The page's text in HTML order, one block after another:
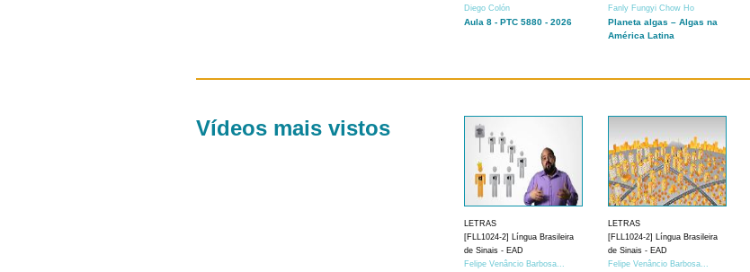
Diego Colón
Aula 8 - PTC 5880 - 2026
Fanly Fungyi Chow Ho
Planeta algas – Algas na
América Latina
Vídeos mais vistos
LETRAS
[FLL1024-2] Língua Brasileira
de Sinais - EAD
Felipe Venâncio Barbosa...
LETRAS
[FLL1024-2] Língua Brasileira
de Sinais - EAD
Felipe Venâncio Barbosa...